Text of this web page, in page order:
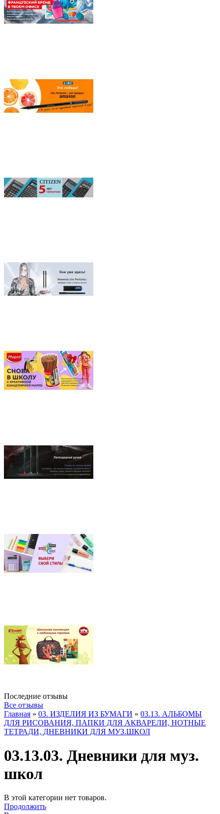
Последние отзывы
Все отзывы
Главная » 03. ИЗДЕЛИЯ ИЗ БУМАГИ » 03.13. АЛЬБОМЫ
ДЛЯ РИСОВАНИЯ, ПАПКИ ДЛЯ АКВАРЕЛИ, НОТНЫЕ
ТЕТРАДИ, ДНЕВНИКИ ДЛЯ МУЗ.ШКОЛ
03.13.03. Дневники для муз.
школ
В этой категории нет товаров.
Продолжить